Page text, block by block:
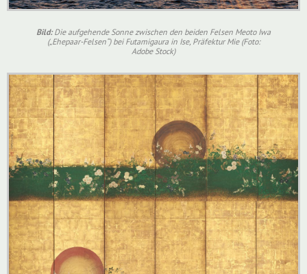
Bild:Die aufgehende Sonne zwischen den beiden Felsen Meoto Iwa
(„Ehepaar-Felsen“) bei Futamigaura in Ise, Präfektur Mie (Foto:
Adobe Stock)